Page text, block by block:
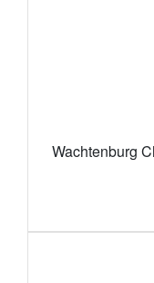
Wachtenburg